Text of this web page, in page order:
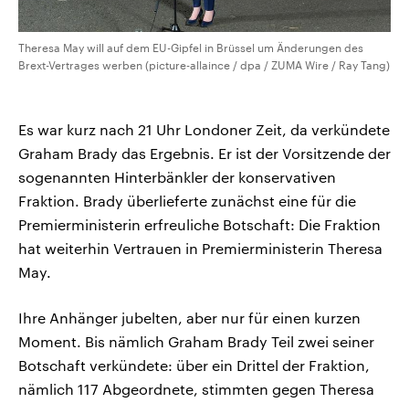
Theresa May will auf dem EU-Gipfel in Brüssel um Änderungen des
Brext-Vertrages werben (picture-allaince / dpa / ZUMA Wire / Ray Tang)
Es war kurz nach 21 Uhr Londoner Zeit, da verkündete
Graham Brady das Ergebnis. Er ist der Vorsitzende der
sogenannten Hinterbänkler der konservativen
Fraktion. Brady überlieferte zunächst eine für die
Premierministerin erfreuliche Botschaft: Die Fraktion
hat weiterhin Vertrauen in Premierministerin Theresa
May.
Ihre Anhänger jubelten, aber nur für einen kurzen
Moment. Bis nämlich Graham Brady Teil zwei seiner
Botschaft verkündete: über ein Drittel der Fraktion,
nämlich 117 Abgeordnete, stimmten gegen Theresa